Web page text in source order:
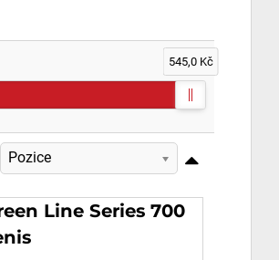
545,0 Kč
Pozice
Line Series 700